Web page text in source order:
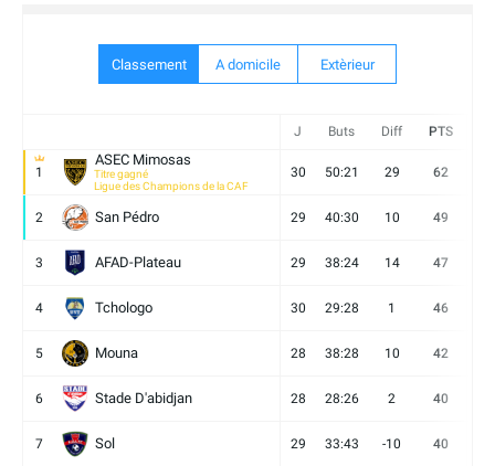
Classement A domicile Extèrieur
J Buts Diff PTS
1
ASEC Mimosas
Titre gagné
Ligue des Champions de la CAF
30 50:21 29 62
2 San Pédro 29 40:30 10 49
3 AFAD-Plateau 29 38:24 14 47
4 Tchologo 30 29:28 1 46
5 Mouna 28 38:28 10 42
6 Stade D'abidjan 28 28:26 2 40
7 Sol 29 33:43 -10 40